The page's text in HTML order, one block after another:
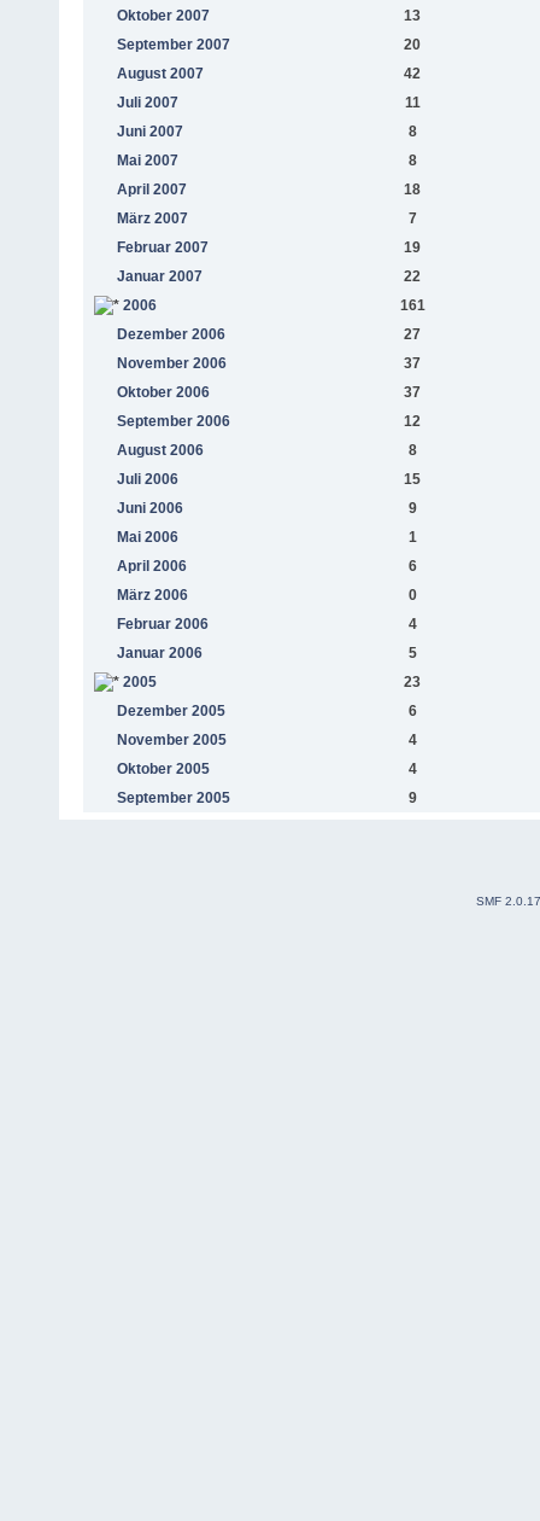
Oktober 2007
13
September 2007
20
August 2007
42
Juli 2007
11
Juni 2007
8
Mai 2007
8
April 2007
18
März 2007
7
Februar 2007
19
Januar 2007
22
2006
161
Dezember 2006
27
November 2006
37
Oktober 2006
37
September 2006
12
August 2006
8
Juli 2006
15
Juni 2006
9
Mai 2006
1
April 2006
6
März 2006
0
Februar 2006
4
Januar 2006
5
2005
23
Dezember 2005
6
November 2005
4
Oktober 2005
4
September 2005
9
SMF 2.0.17